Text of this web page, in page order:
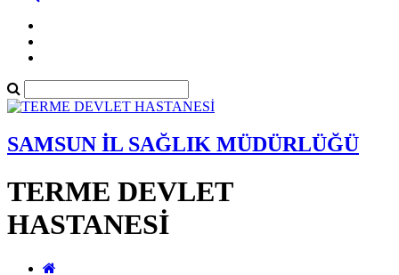
SAMSUN İL SAĞLIK MÜDÜRLÜĞÜ
TERME DEVLET
HASTANESİ